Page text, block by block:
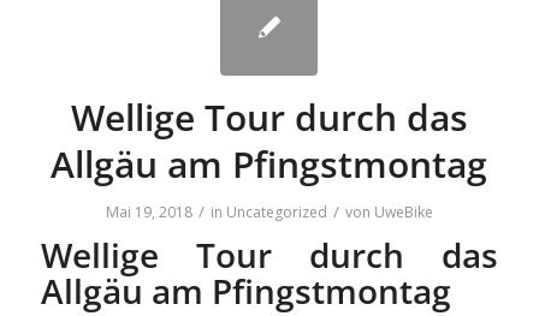
Wellige Tour durch das
Allgäu am Pfingstmontag
Mai 19, 2018 / in Uncategorized / von UweBike
Wellige Tour durch das
Allgäu am Pfingstmontag